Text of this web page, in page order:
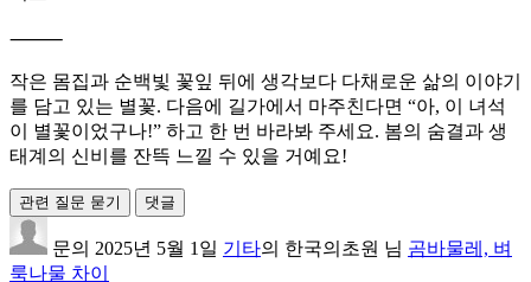
⸻
작은 몸집과 순백빛 꽃잎 뒤에 생각보다 다채로운 삶의 이야기
를 담고 있는 별꽃. 다음에 길가에서 마주친다면 “아, 이 녀석
이 별꽃이었구나!” 하고 한 번 바라봐 주세요. 봄의 숨결과 생
태계의 신비를 잔뜩 느낄 수 있을 거예요!
문의 2025년 5월 1일 기타의 한국의초원 님 곰바물레, 벼
룩나물 차이